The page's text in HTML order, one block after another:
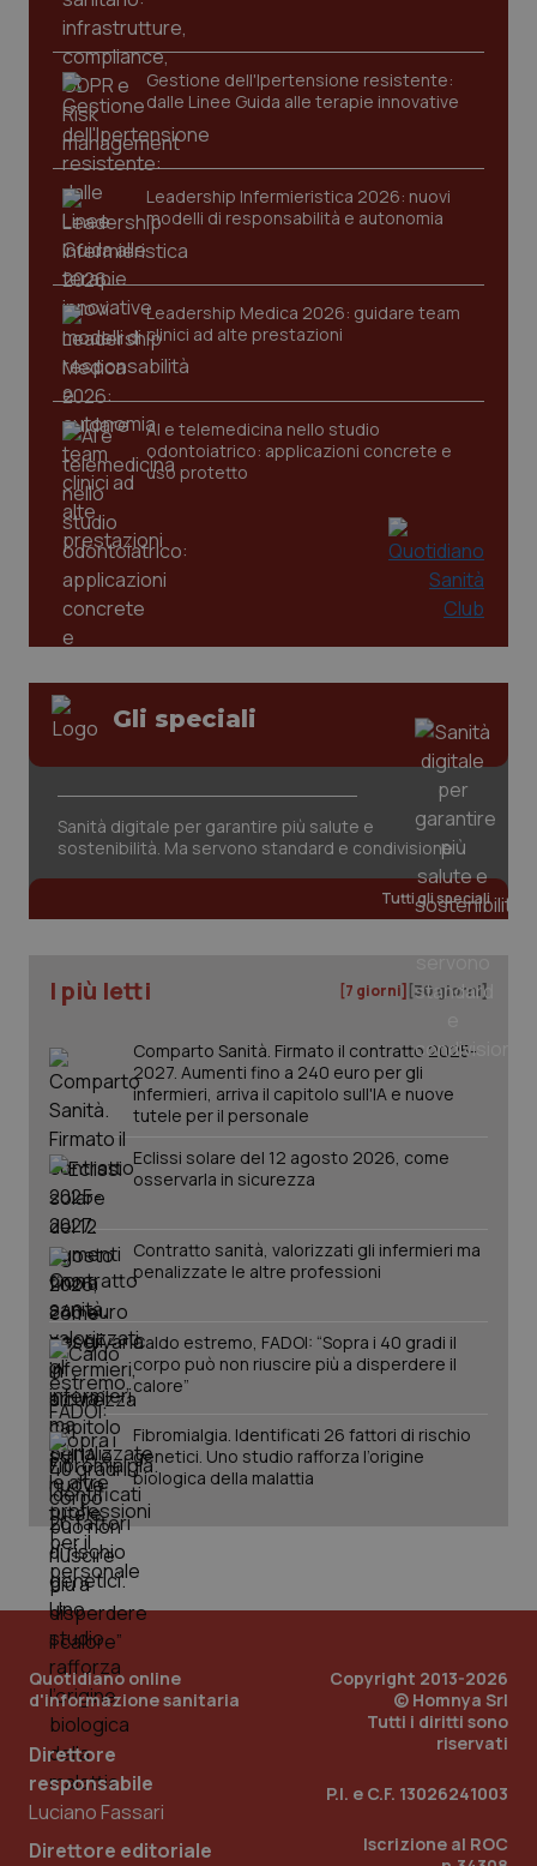
Gestione dell'Ipertensione resistente:
dalle Linee Guida alle terapie innovative
Leadership Infermieristica 2026: nuovi
modelli di responsabilità e autonomia
Leadership Medica 2026: guidare team
clinici ad alte prestazioni
AI e telemedicina nello studio
odontoiatrico: applicazioni concrete e
uso protetto
Gli speciali
Sanità digitale per garantire più salute e
sostenibilità. Ma servono standard e condivisione
Tutti gli speciali
I più letti [7 giorni] [30 giorni]
Comparto Sanità. Firmato il contratto 2025-
2027. Aumenti fino a 240 euro per gli
infermieri, arriva il capitolo sull'IA e nuove
tutele per il personale
Eclissi solare del 12 agosto 2026, come
osservarla in sicurezza
Contratto sanità, valorizzati gli infermieri ma
penalizzate le altre professioni
Caldo estremo, FADOI: “Sopra i 40 gradi il
corpo può non riuscire più a disperdere il
calore”
Fibromialgia. Identificati 26 fattori di rischio
genetici. Uno studio rafforza l’origine
biologica della malattia
Quotidiano online
d'informazione sanitaria
Direttore
responsabile
Luciano Fassari
Direttore editoriale
Copyright 2013-2026
© Homnya Srl
Tutti i diritti sono
riservati
P.I. e C.F. 13026241003
Iscrizione al ROC
CookieScriptConsent
CookieScript
www.quotidianosanita.it
tracking-sites-ironfish-
session-id
_ga
Google LLC
1
PHPSESSID
PHP.net
www.quotidianosanita.it
_ga_KM60CM4NPH .quotidianosanita.it
1
mese